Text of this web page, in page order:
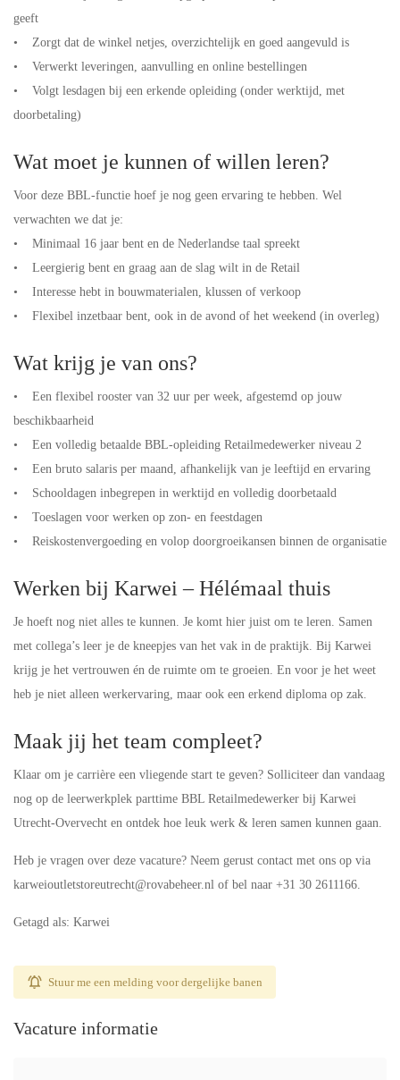
geeft
• Zorgt dat de winkel netjes, overzichtelijk en goed aangevuld is
• Verwerkt leveringen, aanvulling en online bestellingen
• Volgt lesdagen bij een erkende opleiding (onder werktijd, met
doorbetaling)
Wat moet je kunnen of willen leren?
Voor deze BBL-functie hoef je nog geen ervaring te hebben. Wel
verwachten we dat je:
• Minimaal 16 jaar bent en de Nederlandse taal spreekt
• Leergierig bent en graag aan de slag wilt in de Retail
• Interesse hebt in bouwmaterialen, klussen of verkoop
• Flexibel inzetbaar bent, ook in de avond of het weekend (in overleg)
Wat krijg je van ons?
• Een flexibel rooster van 32 uur per week, afgestemd op jouw
beschikbaarheid
• Een volledig betaalde BBL-opleiding Retailmedewerker niveau 2
• Een bruto salaris per maand, afhankelijk van je leeftijd en ervaring
• Schooldagen inbegrepen in werktijd en volledig doorbetaald
• Toeslagen voor werken op zon- en feestdagen
• Reiskostenvergoeding en volop doorgroeikansen binnen de organisatie
Werken bij Karwei – Hélémaal thuis
Je hoeft nog niet alles te kunnen. Je komt hier juist om te leren. Samen
met collega’s leer je de kneepjes van het vak in de praktijk. Bij Karwei
krijg je het vertrouwen én de ruimte om te groeien. En voor je het weet
heb je niet alleen werkervaring, maar ook een erkend diploma op zak.
Maak jij het team compleet?
Klaar om je carrière een vliegende start te geven? Solliciteer dan vandaag
nog op de leerwerkplek parttime BBL Retailmedewerker bij Karwei
Utrecht-Overvecht en ontdek hoe leuk werk & leren samen kunnen gaan.
Heb je vragen over deze vacature? Neem gerust contact met ons op via
karweioutletstoreutrecht@rovabeheer.nl of bel naar +31 30 2611166.
Getagd als: Karwei
Stuur me een melding voor dergelijke banen
Vacature informatie